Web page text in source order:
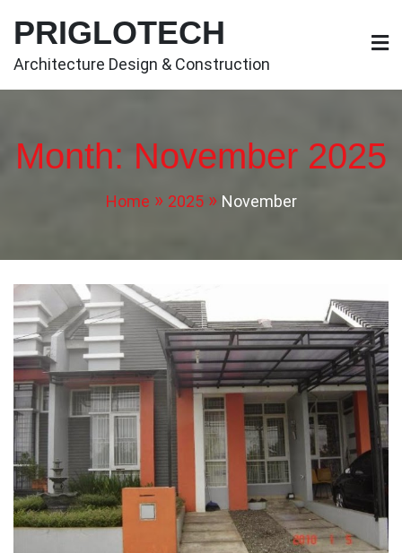
content
PRIGLOTECH
Architecture Design & Construction
Month: November 2025
Home 2025 November